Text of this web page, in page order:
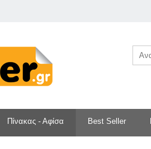
Πίνακας - Αφίσα Best Seller